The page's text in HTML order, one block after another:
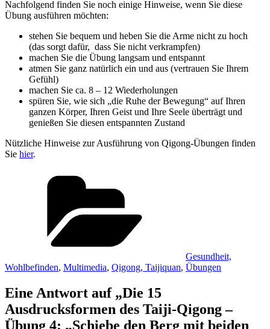
Nachfolgend finden Sie noch einige Hinweise, wenn Sie diese
Übung ausführen möchten:
stehen Sie bequem und heben Sie die Arme nicht zu hoch
(das sorgt dafür, dass Sie nicht verkrampfen)
machen Sie die Übung langsam und entspannt
atmen Sie ganz natürlich ein und aus (vertrauen Sie Ihrem
Gefühl)
machen Sie ca. 8 – 12 Wiederholungen
spüren Sie, wie sich „die Ruhe der Bewegung“ auf Ihren
ganzen Körper, Ihren Geist und Ihre Seele überträgt und
genießen Sie diesen entspannten Zustand
Nützliche Hinweise zur Ausführung von Qigong-Übungen finden
Sie hier.
Gesundheit,
Wohlbefinden, Multimedia, Qigong, Taijiquan, Übungen
Eine Antwort auf „Die 15
Ausdrucksformen des Taiji-Qigong –
Übung 4: „Schiebe den Berg mit beiden